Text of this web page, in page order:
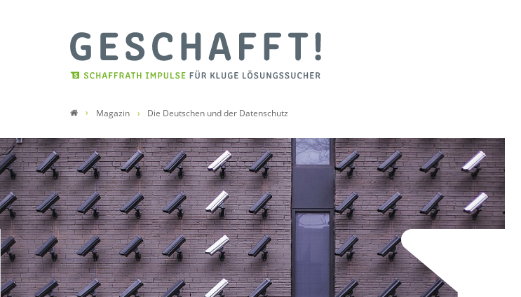
Magazin Die Deutschen und der Datenschutz